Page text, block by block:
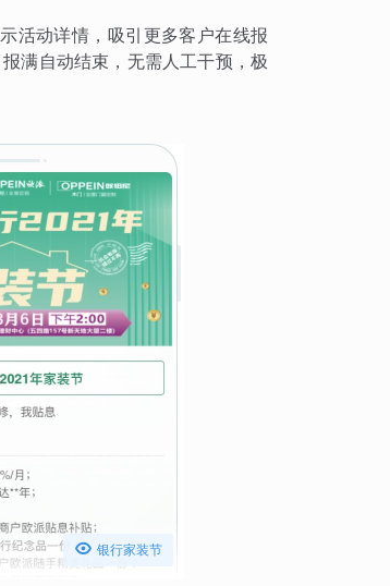
活动详情，吸引更多客户在线报
满自动结束，无需人工干预，极
 银行家装节